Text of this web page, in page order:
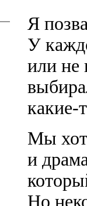
Я
У
или не
какие-
Мы
и
Но